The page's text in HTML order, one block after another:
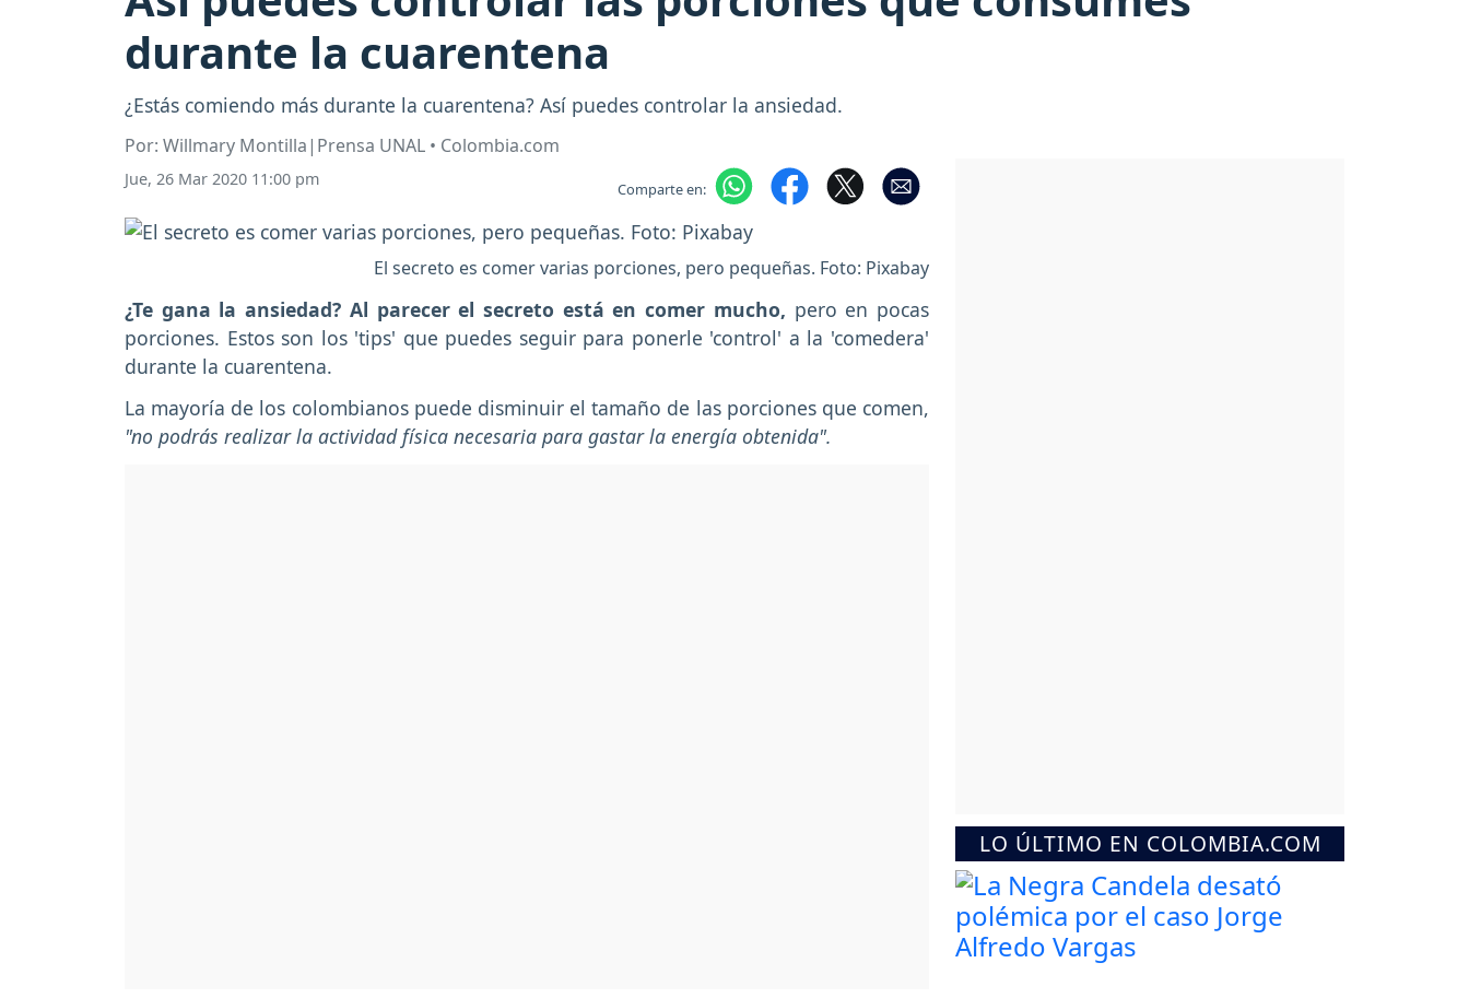
durante la cuarentena
¿Estás comiendo más durante la cuarentena? Así puedes controlar la ansiedad.
Por: Willmary Montilla|Prensa UNAL • Colombia.com
Jue, 26 Mar 2020 11:00 pm Comparte en:
El secreto es comer varias porciones, pero pequeñas. Foto: Pixabay
¿Te gana la ansiedad? Al parecer el secreto está en comer mucho, pero en pocas
porciones. Estos son los 'tips' que puedes seguir para ponerle 'control' a la 'comedera'
durante la cuarentena.
La mayoría de los colombianos puede disminuir el tamaño de las porciones que comen,
"no podrás realizar la actividad física necesaria para gastar la energía obtenida".
LO ÚLTIMO EN COLOMBIA.COM